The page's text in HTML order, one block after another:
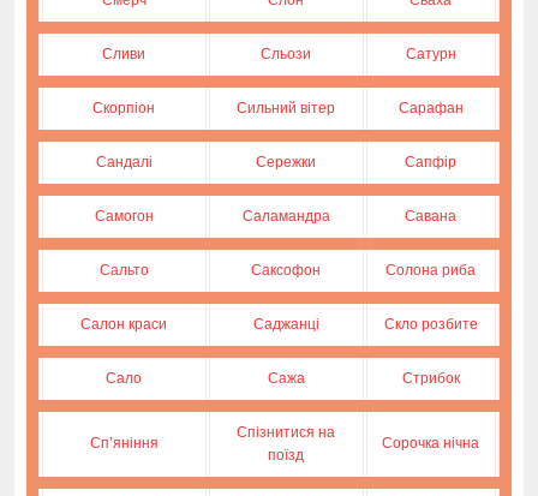
Сливи Сльози Сатурн
Скорпіон Сильний вітер Сарафан
Сандалі Сережки Сапфір
Самогон Саламандра Савана
Сальто Саксофон Солона риба
Салон краси Саджанці Скло розбите
Сало Сажа Стрибок
Сп’яніння
Спізнитися на
поїзд
Сорочка нічна